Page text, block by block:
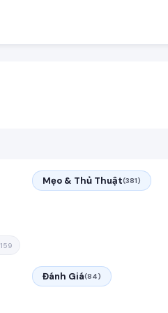
159
Mẹo & Thủ Thuật(381)
Đánh Giá(84)